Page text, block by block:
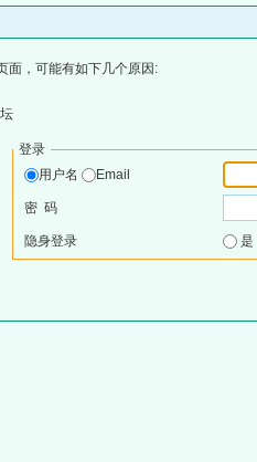
面，可能有如下几个原因:
登录
用户名
Email
密 码
隐身登录